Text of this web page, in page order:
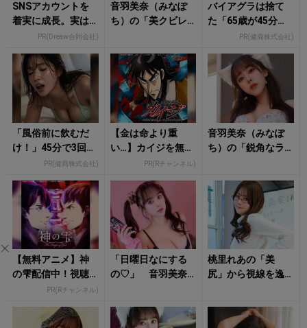
SNSアカウントを
着実に成長。実は
みんなココ使って
PR(Dreaw合同会社)
音羽美奈（みなぽ
ち）の「美クビレ
中！
バイアグラは捨て
た「65歳が45分で3
回戦も余裕」1日31
調！
PR(健商株式会社)
「風俗前に飲むだ
け！」45分で3回戦
も余裕！1日31円で
PR(健商株式会社)
【金は命より重
い…】カイジを無料
で見るならRチャン
PR(Rチャンネル)
音羽美奈（みなぽ
ち）の「鋭角なラ
タジ！
【無料アニメ】神
の雫配信中！視聴
で楽天ポイント貯
PR(Rチャンネル)
「日曜日なにする
の♡」 音羽美奈
撃ち抜かれる！
桃里れあの「美
尻」から視線を逸